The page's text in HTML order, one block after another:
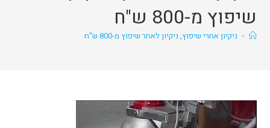
שיפוץ מ-800 ש"ח
> ניקיון אחרי שיפוץ, ניקיון לאחר שיפוץ מ-800 ש"ח